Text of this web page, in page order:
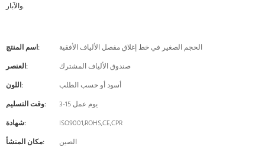
والآبار.
اسم المنتج:
الحجم الصغير في خط إغلاق مفصل الألياف الأفقية
العنصر:
صندوق الألياف المشترك
اللون:
أسود أو حسب الطلب
وقت التسليم:
3-15 يوم عمل
شهادة:
ISO9001,ROHS,CE,CPR
مكان المنشأ:
الصين